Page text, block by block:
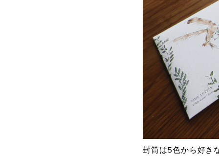
封筒は5色から好き